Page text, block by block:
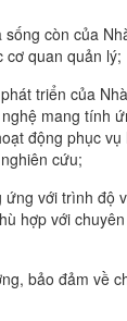
còn của
cơ quan quản lý;
triển của
mang tính
động phục
cứu;
với trình độ
hợp với
bảo đảm về